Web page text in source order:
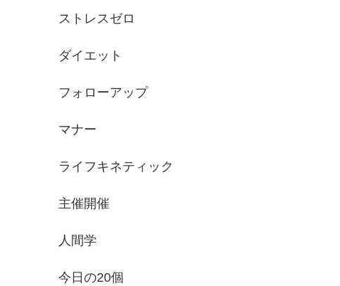
ストレスゼロ
ダイエット
フォローアップ
マナー
ライフキネティック
主催開催
人間学
今日の20個